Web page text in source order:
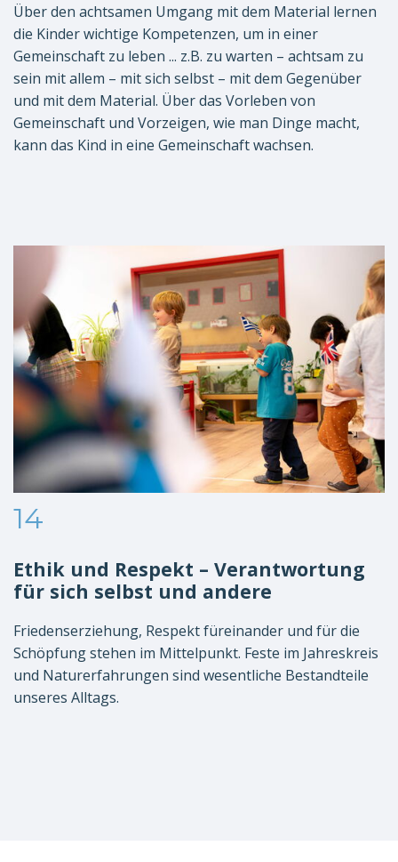
Über den achtsamen Umgang mit dem Material lernen
die Kinder wichtige Kompetenzen, um in einer
Gemeinschaft zu leben ... z.B. zu warten – achtsam zu
sein mit allem – mit sich selbst – mit dem Gegenüber
und mit dem Material. Über das Vorleben von
Gemeinschaft und Vorzeigen, wie man Dinge macht,
kann das Kind in eine Gemeinschaft wachsen.
14
Ethik und Respekt – Verantwortung
für sich selbst und andere
Friedenserziehung, Respekt füreinander und für die
Schöpfung stehen im Mittelpunkt. Feste im Jahreskreis
und Naturerfahrungen sind wesentliche Bestandteile
unseres Alltags.